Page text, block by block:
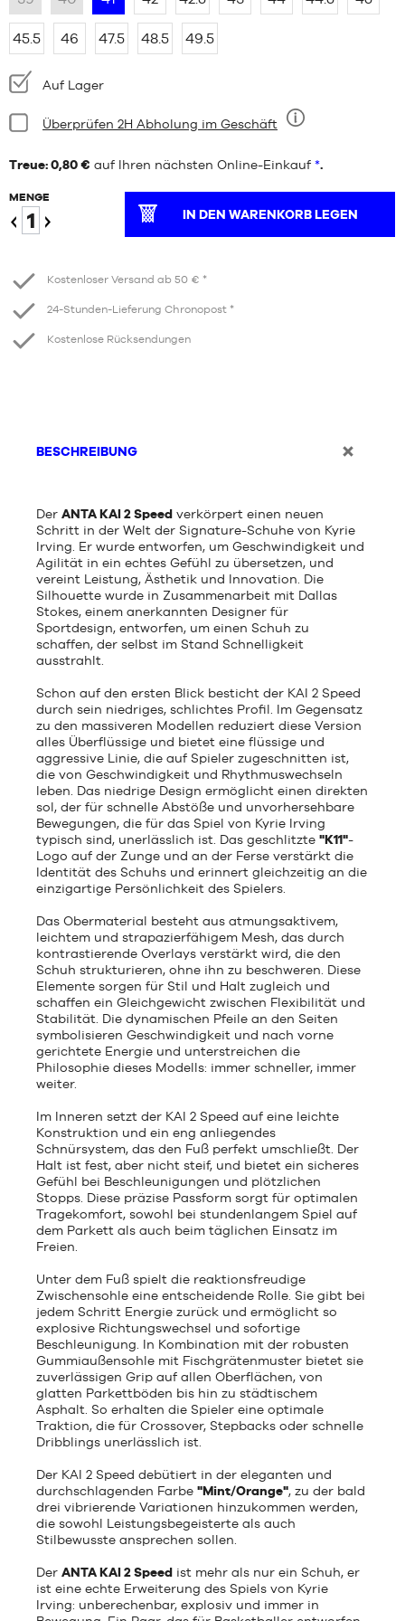
45.5 46 47.5 48.5 49.5
Verfügbarkeit:
Auf Lager
Bedingung:
Neun
Überprüfen 2H Abholung im Geschäft
Treue: 0,80 € auf Ihren nächsten Online-Einkauf *.
MENGE
IN DEN WARENKORB LEGEN
Kostenloser Versand ab 50 € *
24-Stunden-Lieferung Chronopost *
Kostenlose Rücksendungen
BESCHREIBUNG
Der ANTA KAI 2 Speed verkörpert einen neuen
Schritt in der Welt der Signature-Schuhe von Kyrie
Irving. Er wurde entworfen, um Geschwindigkeit und
Agilität in ein echtes Gefühl zu übersetzen, und
vereint Leistung, Ästhetik und Innovation. Die
Silhouette wurde in Zusammenarbeit mit Dallas
Stokes, einem anerkannten Designer für
Sportdesign, entworfen, um einen Schuh zu
schaffen, der selbst im Stand Schnelligkeit
ausstrahlt.
Schon auf den ersten Blick besticht der KAI 2 Speed
durch sein niedriges, schlichtes Profil. Im Gegensatz
zu den massiveren Modellen reduziert diese Version
alles Überflüssige und bietet eine flüssige und
aggressive Linie, die auf Spieler zugeschnitten ist,
die von Geschwindigkeit und Rhythmuswechseln
leben. Das niedrige Design ermöglicht einen direkten
sol, der für schnelle Abstöße und unvorhersehbare
Bewegungen, die für das Spiel von Kyrie Irving
typisch sind, unerlässlich ist. Das geschlitzte "K11"-
Logo auf der Zunge und an der Ferse verstärkt die
Identität des Schuhs und erinnert gleichzeitig an die
einzigartige Persönlichkeit des Spielers.
Das Obermaterial besteht aus atmungsaktivem,
leichtem und strapazierfähigem Mesh, das durch
kontrastierende Overlays verstärkt wird, die den
Schuh strukturieren, ohne ihn zu beschweren. Diese
Elemente sorgen für Stil und Halt zugleich und
schaffen ein Gleichgewicht zwischen Flexibilität und
Stabilität. Die dynamischen Pfeile an den Seiten
symbolisieren Geschwindigkeit und nach vorne
gerichtete Energie und unterstreichen die
Philosophie dieses Modells: immer schneller, immer
weiter.
Im Inneren setzt der KAI 2 Speed auf eine leichte
Konstruktion und ein eng anliegendes
Schnürsystem, das den Fuß perfekt umschließt. Der
Halt ist fest, aber nicht steif, und bietet ein sicheres
Gefühl bei Beschleunigungen und plötzlichen
Stopps. Diese präzise Passform sorgt für optimalen
Tragekomfort, sowohl bei stundenlangem Spiel auf
dem Parkett als auch beim täglichen Einsatz im
Freien.
Unter dem Fuß spielt die reaktionsfreudige
Zwischensohle eine entscheidende Rolle. Sie gibt bei
jedem Schritt Energie zurück und ermöglicht so
explosive Richtungswechsel und sofortige
Beschleunigung. In Kombination mit der robusten
Gummiaußensohle mit Fischgrätenmuster bietet sie
zuverlässigen Grip auf allen Oberflächen, von
glatten Parkettböden bis hin zu städtischem
Asphalt. So erhalten die Spieler eine optimale
Traktion, die für Crossover, Stepbacks oder schnelle
Dribblings unerlässlich ist.
Der KAI 2 Speed debütiert in der eleganten und
durchschlagenden Farbe "Mint/Orange", zu der bald
drei vibrierende Variationen hinzukommen werden,
die sowohl Leistungsbegeisterte als auch
Stilbewusste ansprechen sollen.
Der ANTA KAI 2 Speed ist mehr als nur ein Schuh, er
ist eine echte Erweiterung des Spiels von Kyrie
Irving: unberechenbar, explosiv und immer in